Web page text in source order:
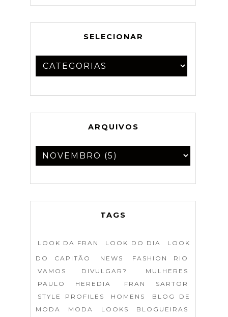
SELECIONAR
ARQUIVOS
TAGS
LOOK DA FRAN LOOK DO DIA
LOOK
DO CAPITÃO
NEWS
FASHION RIO
VAMOS DIVULGAR?
MULHERES
PAULO HEREDIA
FRAN SARTOR
STYLE PROFILES
HOMENS
BLOG DE
MODA
MODA LOOKS
BLOGUEIRAS